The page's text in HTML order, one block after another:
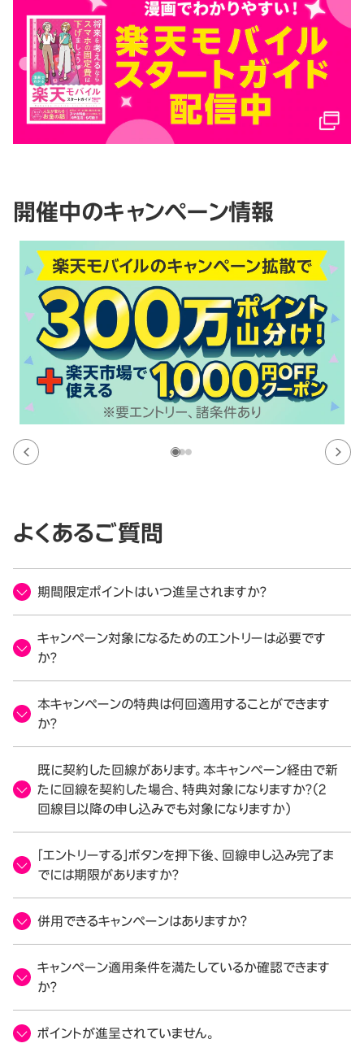
開催中のキャンペーン情報
よくあるご質問
期間限定ポイントはいつ進呈されますか？
キャンペーン対象になるためのエントリーは必要です
か？
本キャンペーンの特典は何回適用することができます
か？
既に契約した回線があります。本キャンペーン経由で新
たに回線を契約した場合、特典対象になりますか？（2
回線目以降の申し込みでも対象になりますか）
「エントリーする」ボタンを押下後、回線申し込み完了ま
でには期限がありますか？
併用できるキャンペーンはありますか？
キャンペーン適用条件を満たしているか確認できます
か？
ポイントが進呈されていません。